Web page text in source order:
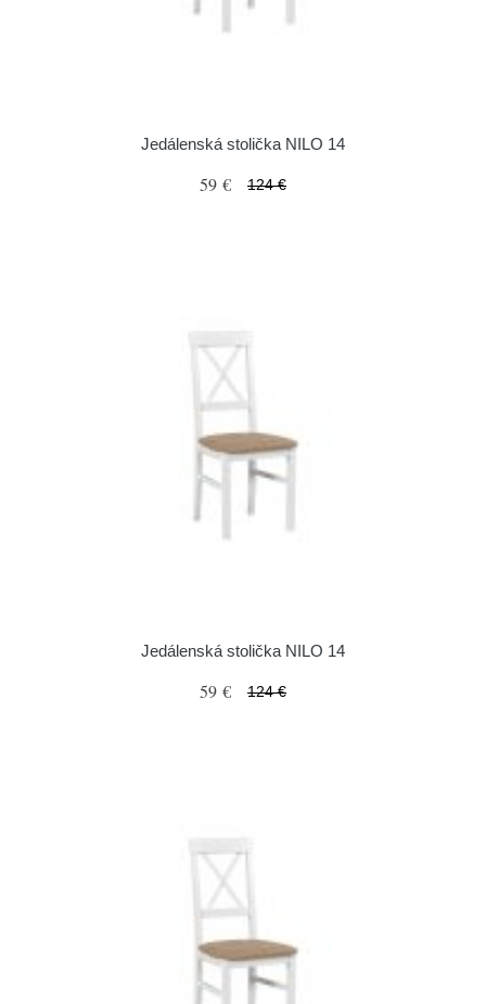
Jedálenská stolička NILO 14
59 € 124 €
Jedálenská stolička NILO 14
59 € 124 €